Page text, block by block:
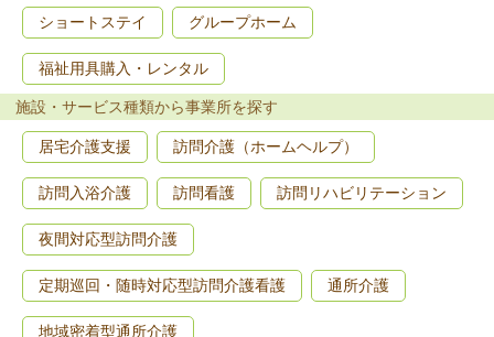
ショートステイ グループホーム
福祉用具購入・レンタル
施設・サービス種類から事業所を探す
居宅介護支援 訪問介護（ホームヘルプ）
訪問入浴介護 訪問看護 訪問リハビリテーション
夜間対応型訪問介護
定期巡回・随時対応型訪問介護看護 通所介護
地域密着型通所介護